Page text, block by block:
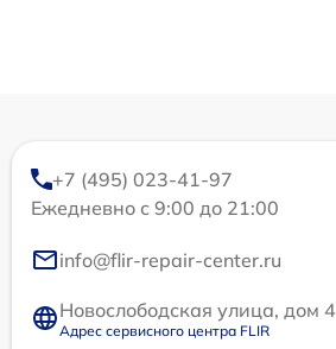
+7 (495) 023-41-97
Ежедневно с 9:00 до 21:00
info@flir-repair-center.ru
Новослободская улица, дом 4
Адрес сервисного центра FLIR